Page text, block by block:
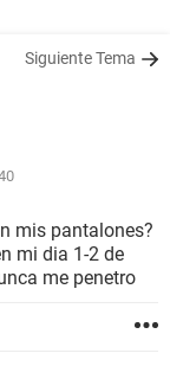
Siguiente Tema
mis pantalones?
mi dia 1-2 de
me penetro